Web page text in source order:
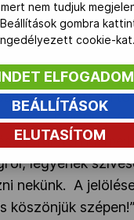
és szervezői
folyamatosan és
szem előtt tartó
vagy a Fair Play
területén
legyenek
nekünk. A
köszönjük
nem tudjuk
gombra
cookie-kat.
ELFOGADOM
BEÁLLÍTÁSOK
ELUTASÍTOM